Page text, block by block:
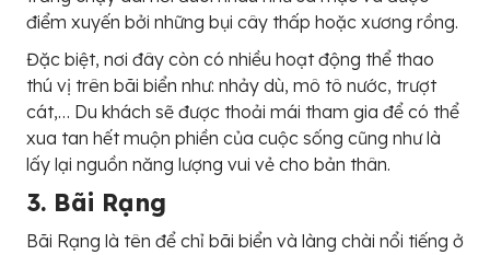
điểm xuyến bởi những bụi cây thấp hoặc xương rồng.
Đặc biệt, nơi đây còn có nhiều hoạt động thể thao
thú vị trên bãi biển như: nhảy dù, mô tô nước, trượt
cát,… Du khách sẽ được thoải mái tham gia để có thể
xua tan hết muộn phiền của cuộc sống cũng như là
lấy lại nguồn năng lượng vui vẻ cho bản thân.
3. Bãi Rạng
Bãi Rạng là tên để chỉ bãi biển và làng chài nổi tiếng ở